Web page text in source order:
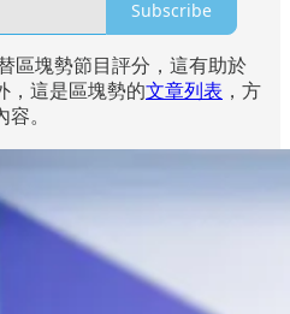
Subscribe
區塊勢節目評分，這有助於
，這是區塊勢的文章列表 ，方
。